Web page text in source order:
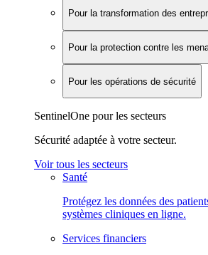
Pour la transformation des
Pour la protection contre les
Pour les opérations de sécurité
SentinelOne pour les secteurs
Sécurité adaptée à votre secteur.
Voir tous les secteurs
Santé
Protégez les données des
systèmes cliniques en ligne.
Services financiers